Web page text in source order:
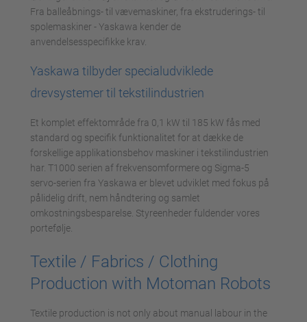
Fra balleåbnings- til vævemaskiner, fra ekstruderings- til
spolemaskiner - Yaskawa kender de
anvendelsesspecifikke krav.
Yaskawa tilbyder specialudviklede
drevsystemer til tekstilindustrien
Et komplet effektområde fra 0,1 kW til 185 kW fås med
standard og specifik funktionalitet for at dække de
forskellige applikationsbehov maskiner i tekstilindustrien
har. T1000 serien af frekvensomformere og Sigma-5
servo-serien fra Yaskawa er blevet udviklet med fokus på
pålidelig drift, nem håndtering og samlet
omkostningsbesparelse. Styreenheder fuldender vores
portefølje.
Textile / Fabrics / Clothing
Production with Motoman Robots
Textile production is not only about manual labour in the